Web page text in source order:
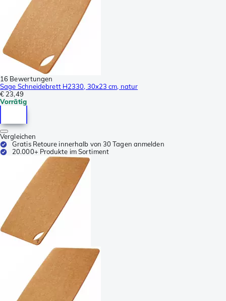
16 Bewertungen
Sage Schneidebrett H2330, 30x23 cm, natur
€ 23,49
Vorrätig
Vergleichen
Gratis Retoure innerhalb von 30 Tagen anmelden
20.000+ Produkte im Sortiment